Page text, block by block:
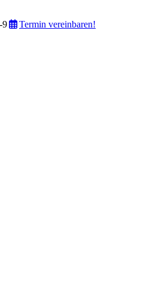
9 Termin vereinbaren!